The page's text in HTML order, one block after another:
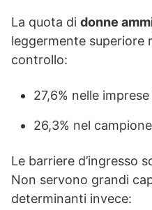
La quota di donne
leggermente superiore
controllo:
27,6% nelle
26,3% nel
Le barriere d’ingresso
Non servono grandi
determinanti invece: